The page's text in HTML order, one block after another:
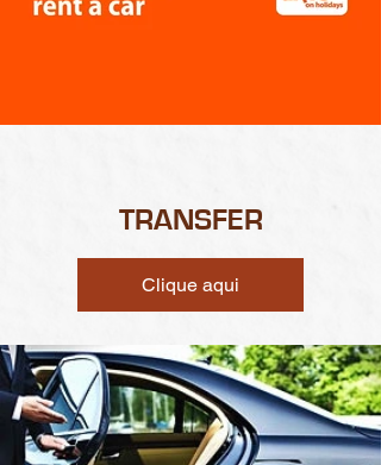
TRANSFER
Clique aqui